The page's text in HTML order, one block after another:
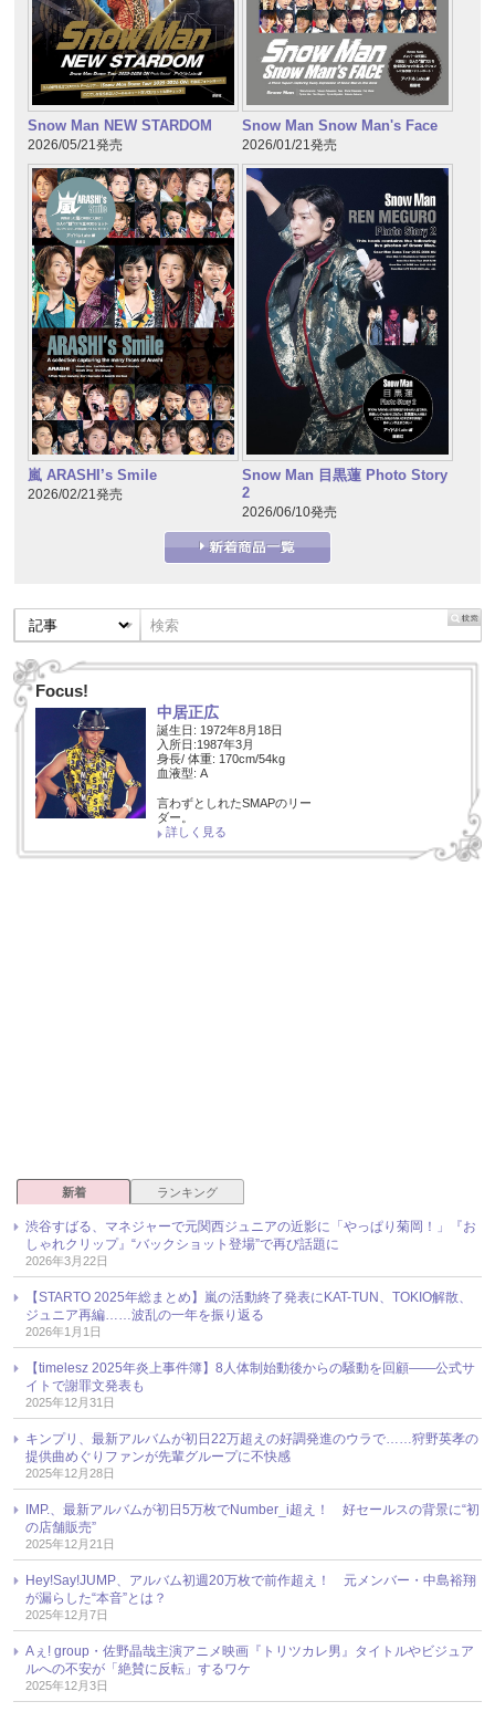
Snow Man NEW STARDOM
2026/05/21発売
Snow Man Snow Man's Face
2026/01/21発売
嵐 ARASHI’s Smile
2026/02/21発売
Snow Man 目黒蓮 Photo Story
2
2026/06/10発売
Focus!
中居正広
誕生日: 1972年8月18日
入所日:1987年3月
身長/ 体重: 170cm/54kg
血液型: A
言わずとしれたSMAPのリー
ダー。
詳しく見る
新着 ランキング
渋谷すばる、マネジャーで元関西ジュニアの近影に「やっぱり菊岡！」『お
しゃれクリップ』“バックショット登場”で再び話題に
2026年3月22日
【STARTO 2025年総まとめ】嵐の活動終了発表にKAT-TUN、TOKIO解散、
ジュニア再編……波乱の一年を振り返る
2026年1月1日
【timelesz 2025年炎上事件簿】8人体制始動後からの騒動を回顧――公式サ
イトで謝罪文発表も
2025年12月31日
キンプリ、最新アルバムが初日22万超えの好調発進のウラで……狩野英孝の
提供曲めぐりファンが先輩グループに不快感
2025年12月28日
IMP.、最新アルバムが初日5万枚でNumber_i超え！ 好セールスの背景に“初
の店舗販売”
2025年12月21日
Hey!Say!JUMP、アルバム初週20万枚で前作超え！ 元メンバー・中島裕翔
が漏らした“本音”とは？
2025年12月7日
Aぇ! group・佐野晶哉主演アニメ映画『トリツカレ男』タイトルやビジュア
ルへの不安が「絶賛に反転」するワケ
2025年12月3日